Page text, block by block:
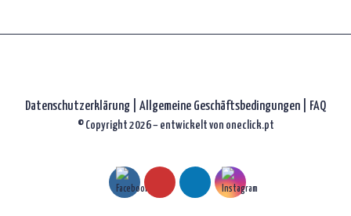
Datenschutzerklärung Allgemeine Geschäftsbedingungen | FAQ
© Copyright 2026 – entwickelt von oneclick.pt